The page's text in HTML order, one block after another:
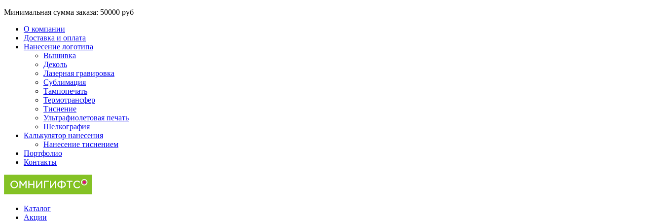
Минимальная сумма заказа: 50000 руб
О компании
Доставка и оплата
Нанесение логотипа
Вышивка
Деколь
Лазерная гравировка
Сублимация
Тампопечать
Термотрансфер
Тиснение
Ультрафиолетовая печать
Шелкография
Калькулятор нанесения
Нанесение тиснением
Портфолио
Контакты
Каталог
Акции